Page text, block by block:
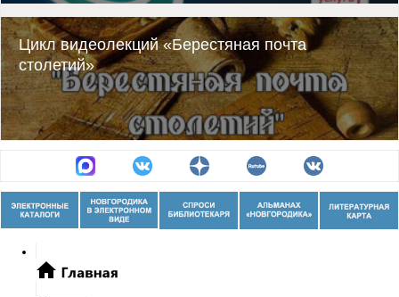
Цикл видеолекций «Берестяная почта
столетий»
зодчества – это просто»